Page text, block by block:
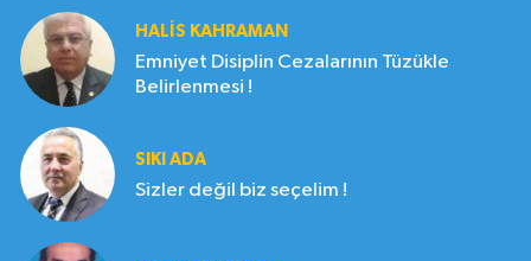
HALIS KAHRAMAN
Emniyet Disiplin Cezalarının Tüzükle
Belirlenmesi !
SIKI ADA
Sizler değil biz seçelim !